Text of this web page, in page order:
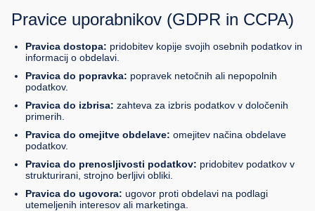
Pravice uporabnikov (GDPR in CCPA)
Pravica dostopa: pridobitev kopije svojih osebnih podatkov in
informacij o obdelavi.
Pravica do popravka: popravek netočnih ali nepopolnih
podatkov.
Pravica do izbrisa: zahteva za izbris podatkov v določenih
primerih.
Pravica do omejitve obdelave: omejitev načina obdelave
podatkov.
Pravica do prenosljivosti podatkov: pridobitev podatkov v
strukturirani, strojno berljivi obliki.
Pravica do ugovora: ugovor proti obdelavi na podlagi
utemeljenih interesov ali marketinga.